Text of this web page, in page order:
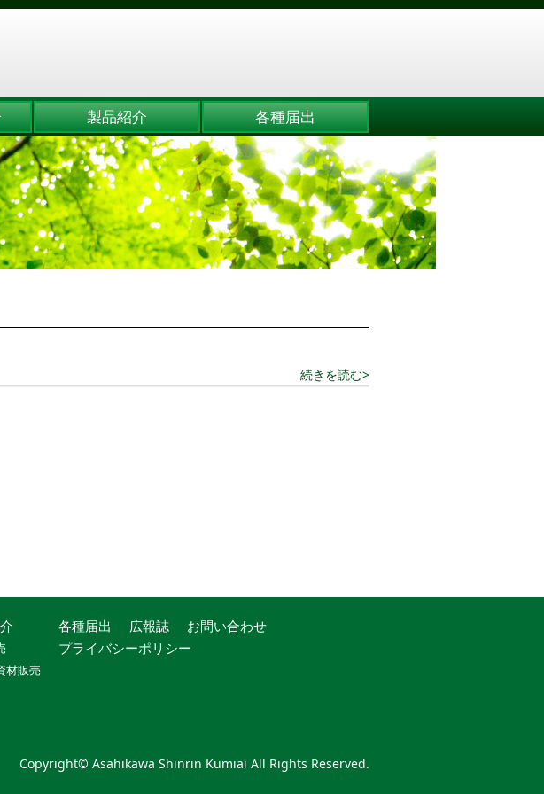
製品紹介 各種届出
続きを読む>
材販売
各種届出 広報誌
お問い合わせ
プライバシーポリシー
Copyright© Asahikawa Shinrin Kumiai All Rights Reserved.